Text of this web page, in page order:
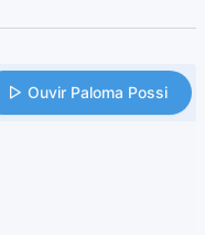
Ouvir Paloma Possi